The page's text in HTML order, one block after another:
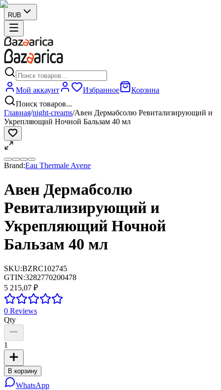
RUB
Мой аккаунт Избранное
Корзина
Поиск товаров...
Главная/night-creams/Авен Дермабсолю Ревитализирующий и
Укрепляющий Ночной Бальзам 40 мл
Brand:Eau Thermale Avene
Авен Дермабсолю
Ревитализирующий и
Укрепляющий Ночной
Бальзам 40 мл
SKU:BZRC102745
GTIN:3282770200478
5 215,07 ₽
0 Reviews
Qty
1
В корзину
WhatsApp